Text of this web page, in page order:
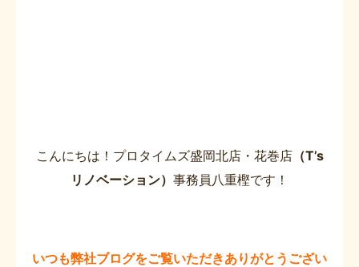
こんにちは！プロタイムズ盛岡北店・花巻店（T’s
リノベーション） 事務員八重樫です！
いつも弊社ブログをご覧いただきありがとうござい